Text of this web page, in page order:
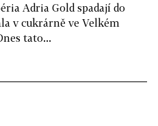
Adria Gold spadají do
v cukrárně ve Velkém
tato...